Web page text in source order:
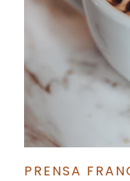
PRENSA